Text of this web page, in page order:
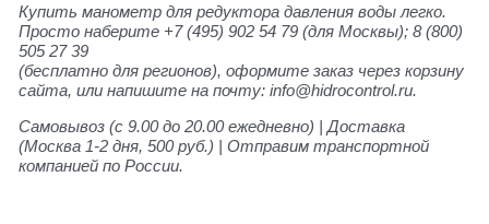
Купить манометр для редуктора давления воды легко.
Просто наберите +7 (495) 902 54 79 (для Москвы); 8 (800)
505 27 39
(бесплатно для регионов), оформите заказ через корзину
сайта, или напишите на почту: info@hidrocontrol.ru.
Самовывоз (с 9.00 до 20.00 ежедневно) | Доставка
(Москва 1-2 дня, 500 руб.) | Отправим транспортной
компанией по России.